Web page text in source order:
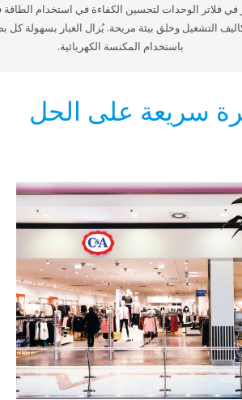
لتحسين الكفاءة في استخدام الطاقة في الوحدة،
بيئة مريحة. يُزال الغبار بسهولة كل بضعة أشهر
باستخدام المكنسة الكهربائية.
على الحل